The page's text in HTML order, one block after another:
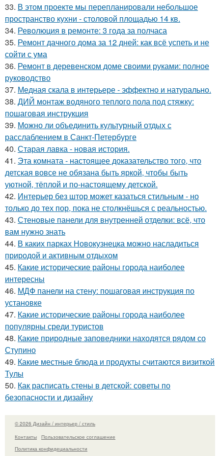
33. В этом проекте мы перепланировали небольшое
пространство кухни - столовой площадью 14 кв.
34. Революция в ремонте: 3 года за полчаса
35. Ремонт дачного дома за 12 дней: как всё успеть и не
сойти с ума
36. Ремонт в деревенском доме своими руками: полное
руководство
37. Медная скала в интерьере - эффектно и натурально.
38. ДИЙ монтаж водяного теплого пола под стяжку:
пошаговая инструкция
39. Можно ли объединить культурный отдых с
расслаблением в Санкт-Петербурге
40. Старая лавка - новая история.
41. Эта комната - настоящее доказательство того, что
детская вовсе не обязана быть яркой, чтобы быть
уютной, тёплой и по-настоящему детской.
42. Интерьер без штор может казаться стильным - но
только до тех пор, пока не столкнёшься с реальностью.
43. Стеновые панели для внутренней отделки: всё, что
вам нужно знать
44. В каких парках Новокузнецка можно насладиться
природой и активным отдыхом
45. Какие исторические районы города наиболее
интересны
46. МДФ панели на стену: пошаговая инструкция по
установке
47. Какие исторические районы города наиболее
популярны среди туристов
48. Какие природные заповедники находятся рядом со
Ступино
49. Какие местные блюда и продукты считаются визиткой
Тулы
50. Как расписать стены в детской: советы по
безопасности и дизайну
© 2026 Дизайн / интерьер / стиль
Контакты
Пользовательское соглашение
Политика конфидециальности